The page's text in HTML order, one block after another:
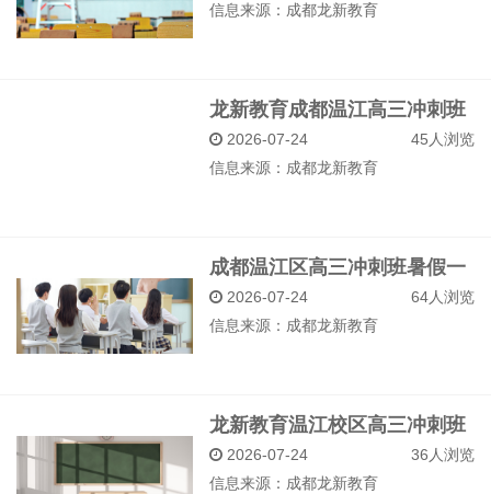
信息来源： 成都龙新教育
龙新教育成都温江高三冲刺班
暑假一对一师资介绍
2026-07-24
45人浏览
信息来源： 成都龙新教育
成都温江区高三冲刺班暑假一
对一收费标准解析
2026-07-24
64人浏览
信息来源： 成都龙新教育
龙新教育温江校区高三冲刺班
暑假一对一特色
2026-07-24
36人浏览
信息来源： 成都龙新教育